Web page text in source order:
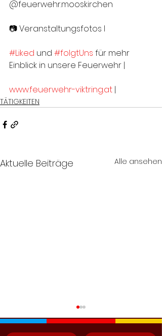
@feuerwehr.mooskirchen
📷 Veranstaltungsfotos I
#Liked und #folgtUns für mehr
Einblick in unsere Feuerwehr |
www.feuerwehr-viktring.at |
TÄTIGKEITEN
Aktuelle Beiträge Alle ansehen